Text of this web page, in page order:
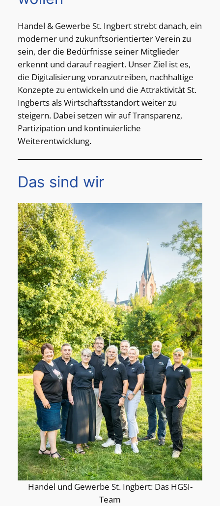
Handel & Gewerbe St. Ingbert strebt danach, ein
moderner und zukunftsorientierter Verein zu
sein, der die Bedürfnisse seiner Mitglieder
erkennt und darauf reagiert. Unser Ziel ist es,
die Digitalisierung voranzutreiben, nachhaltige
Konzepte zu entwickeln und die Attraktivität St.
Ingberts als Wirtschaftsstandort weiter zu
steigern. Dabei setzen wir auf Transparenz,
Partizipation und kontinuierliche
Weiterentwicklung.
Das sind wir
Handel und Gewerbe St. Ingbert: Das HGSI-
Team